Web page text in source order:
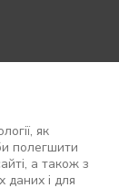
як
полегшити
а також з
даних і для